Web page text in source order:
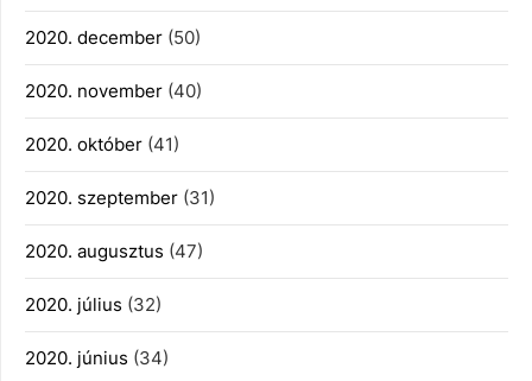
2020. december (50)
2020. november (40)
2020. október (41)
2020. szeptember (31)
2020. augusztus (47)
2020. július (32)
2020. június (34)